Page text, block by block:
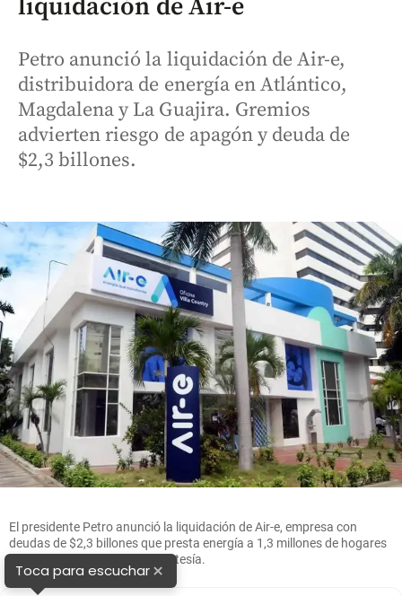
liquidación de Air-e
Petro anunció la liquidación de Air-e,
distribuidora de energía en Atlántico,
Magdalena y La Guajira. Gremios
advierten riesgo de apagón y deuda de
$2,3 billones.
El presidente Petro anunció la liquidación de Air-e, empresa con
deudas de $2,3 billones que presta energía a 1,3 millones de hogares
en el norte del país. FOTO: Cortesía.
Toca para escuchar×